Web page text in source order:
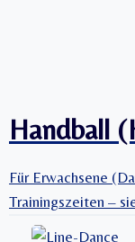
Handball
Für Erwachsene
Trainingszeiten –